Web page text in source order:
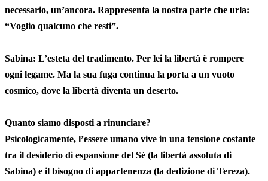
necessario, un’ancora. Rappresenta la nostra parte che urla:
“Voglio qualcuno che resti”.
Sabina: L’esteta del tradimento. Per lei la libertà è rompere
ogni legame. Ma la sua fuga continua la porta a un vuoto
cosmico, dove la libertà diventa un deserto.
Quanto siamo disposti a rinunciare?
Psicologicamente, l’essere umano vive in una tensione costante
tra il desiderio di espansione del Sé (la libertà assoluta di
Sabina) e il bisogno di appartenenza (la dedizione di Tereza).